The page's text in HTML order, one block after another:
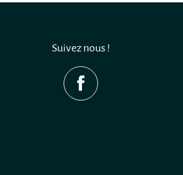
Suivez nous !